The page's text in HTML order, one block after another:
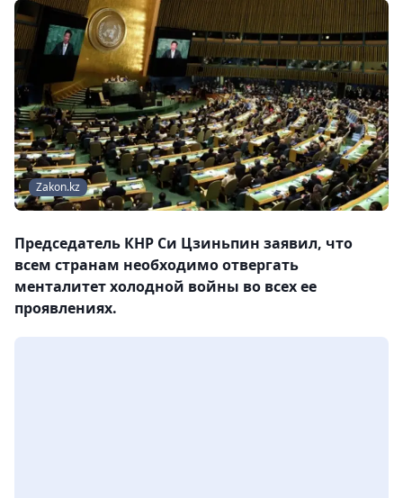
Zakon.kz
Председатель КНР Си Цзиньпин заявил, что
всем странам необходимо отвергать
менталитет холодной войны во всех ее
проявлениях.